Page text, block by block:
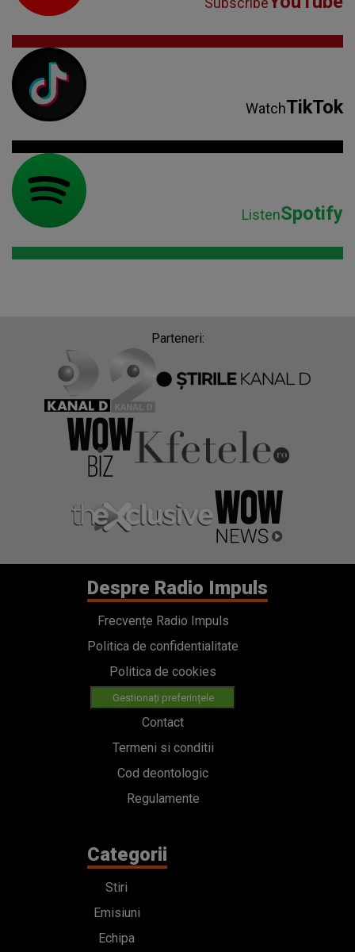
WatchTikTok
ListenSpotify
Parteneri:
Despre Radio Impuls
Frecvențe Radio Impuls
Politica de confidentialitate
Politica de cookies
Gestionați preferințele
Contact
Termeni si conditii
Cod deontologic
Regulamente
Categorii
Stiri
Emisiuni
Echipa